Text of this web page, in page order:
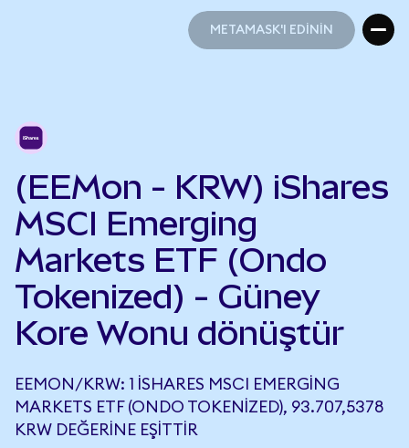
METAMASK'I EDİNİN
(EEMon - KRW) iShares
MSCI Emerging
Markets ETF (Ondo
Tokenized) - Güney
Kore Wonu dönüştür
EEMON/KRW: 1 ISHARES MSCI EMERGING
MARKETS ETF (ONDO TOKENIZED), 93.707,5378
KRW DEĞERINE EŞITTIR